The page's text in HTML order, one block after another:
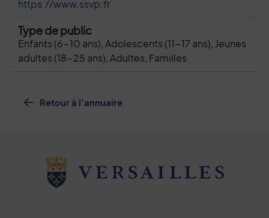
https://www.ssvp.fr
Type de public
Enfants (6-10 ans), Adolescents (11-17 ans), Jeunes
adultes (18-25 ans), Adultes, Familles
Retour à l'annuaire